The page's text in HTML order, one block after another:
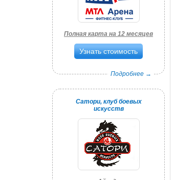
Полная карта на 12 месяцев
Узнать стоимость
Подробнее →
Сатори, клуб боевых
искусств